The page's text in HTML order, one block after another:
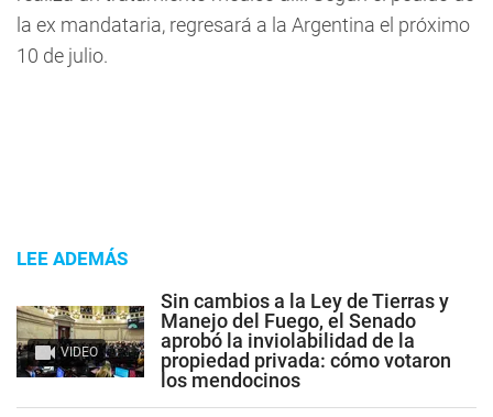
la ex mandataria, regresará a la Argentina el próximo
10 de julio.
LEE ADEMÁS
VIDEO
Sin cambios a la Ley de Tierras y
Manejo del Fuego, el Senado
aprobó la inviolabilidad de la
propiedad privada: cómo votaron
los mendocinos